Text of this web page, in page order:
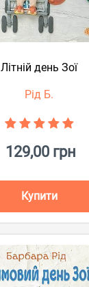
Літній день Зої
Рід Б.
129,00 грн
Купити